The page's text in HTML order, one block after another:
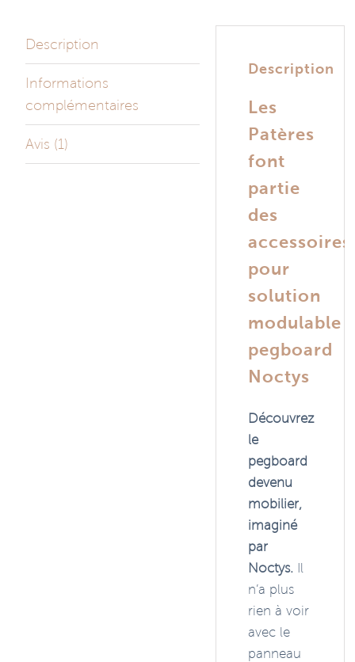
Description
Informations
complémentaires
Avis (1)
Description
Les
Patères
font
partie
des
accessoires
pour
solution
modulable
pegboard
Noctys
Découvrez
le
pegboard
devenu
mobilier,
imaginé
par
Noctys.Il
n’a plus
rien à voir
avec le
panneau